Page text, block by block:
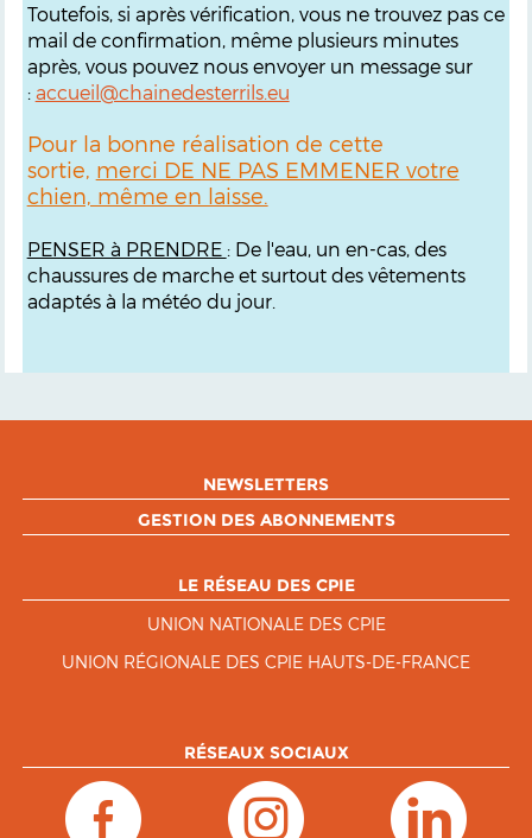
Toutefois, si après vérification, vous ne trouvez pas ce
mail de confirmation, même plusieurs minutes
après, vous pouvez nous envoyer un message sur
: accueil@chainedesterrils.eu
Pour la bonne réalisation de cette
sortie, merci DE NE PAS EMMENER votre
chien, même en laisse.
PENSER à PRENDRE : De l'eau, un en-cas, des
chaussures de marche et surtout des vêtements
adaptés à la météo du jour.
NEWSLETTERS
GESTION DES ABONNEMENTS
LE RÉSEAU DES CPIE
UNION NATIONALE DES CPIE
UNION RÉGIONALE DES CPIE HAUTS-DE-FRANCE
RÉSEAUX SOCIAUX